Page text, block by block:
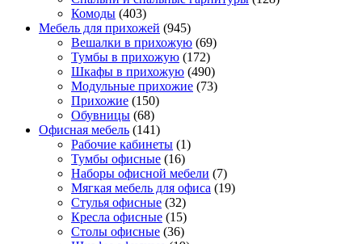
Комоды (403)
Мебель для прихожей (945)
Вешалки в прихожую (69)
Тумбы в прихожую (172)
Шкафы в прихожую (490)
Модульные прихожие (73)
Прихожие (150)
Обувницы (68)
Офисная мебель (141)
Рабочие кабинеты (1)
Тумбы офисные (16)
Наборы офисной мебели (7)
Мягкая мебель для офиса (19)
Стулья офисные (32)
Кресла офисные (15)
Столы офисные (36)